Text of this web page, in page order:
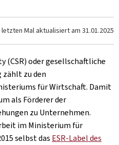
letzten Mal aktualisiert am 31.01.2025
(CSR) oder gesellschaftliche
zu den
für Wirtschaft. Damit
als Förderer der
zu Unternehmen.
im Ministerium für
selbst das ESR-Label des